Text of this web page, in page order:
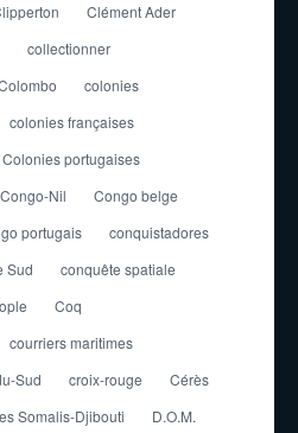
Clément Ader
collectionner
colonies
colonies françaises
Colonies portugaises
Congo-Nil
Congo belge
portugais
conquistadores
Sud
conquête spatiale
Coq
courriers maritimes
Sud croix-rouge
Cérès
Somalis-Djibouti
D.O.M.